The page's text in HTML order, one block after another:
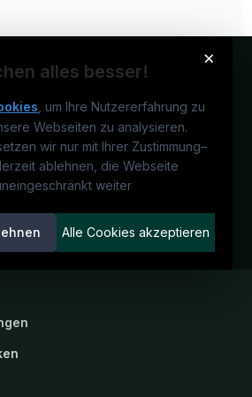
×
alles besser!
, um Ihre Nutzererfahrung zu
Webseiten zu analysieren.
wir nur mit Ihrer Zustimmung–
ablehnen, die Webseite
weiter
Alle Cookies akzeptieren
Karriereportal.
GmbH.